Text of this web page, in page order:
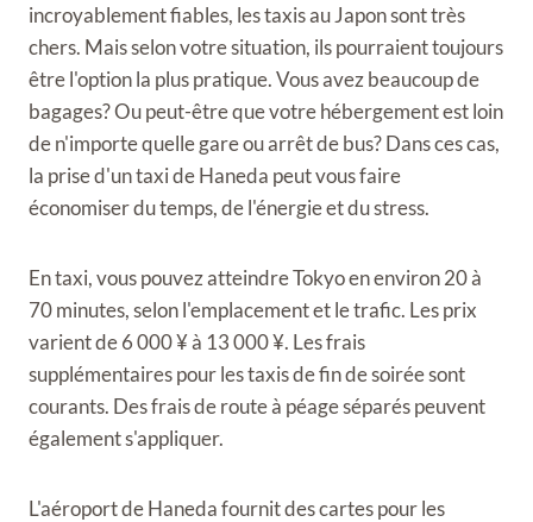
incroyablement fiables, les taxis au Japon sont très
chers. Mais selon votre situation, ils pourraient toujours
être l'option la plus pratique. Vous avez beaucoup de
bagages? Ou peut-être que votre hébergement est loin
de n'importe quelle gare ou arrêt de bus? Dans ces cas,
la prise d'un taxi de Haneda peut vous faire
économiser du temps, de l'énergie et du stress.
En taxi, vous pouvez atteindre Tokyo en environ 20 à
70 minutes, selon l'emplacement et le trafic. Les prix
varient de 6 000 ¥ à 13 000 ¥. Les frais
supplémentaires pour les taxis de fin de soirée sont
courants. Des frais de route à péage séparés peuvent
également s'appliquer.
L'aéroport de Haneda fournit des cartes pour les